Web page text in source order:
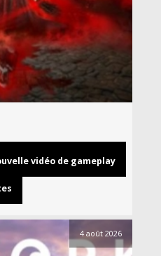
vidéo de gameplay
4 août 2026